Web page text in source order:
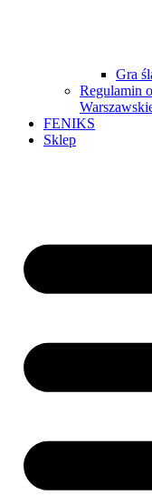
Gra
Regulamin
FENIKS
Sklep